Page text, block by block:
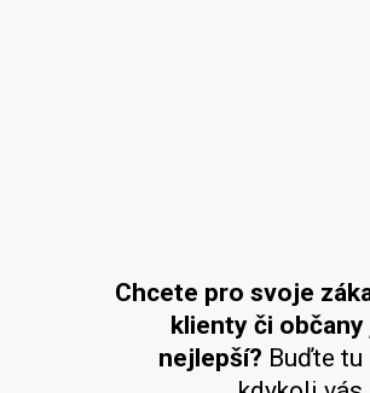
Chcete pro svoje
klienty či
nejlepší? Buďte tu